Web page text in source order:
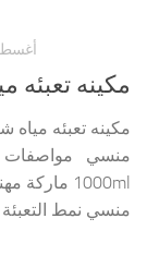
أغسطس
مكينه تعبئه
منسي نمط